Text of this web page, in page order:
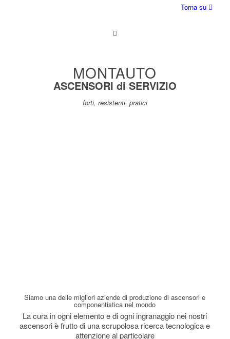
Torna su
MONTAUTO
ASCENSORI di SERVIZIO
forti, resistenti, pratici
Siamo una delle migliori aziende di produzione di ascensori e
componentistica nel mondo
La cura in ogni elemento e di ogni ingranaggio nei nostri
ascensori è frutto di una scrupolosa ricerca tecnologica e
attenzione al particolare